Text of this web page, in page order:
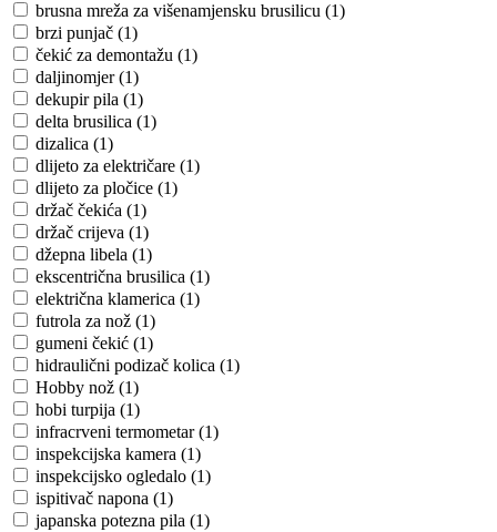
brusna mreža za višenamjensku brusilicu (1)
brzi punjač (1)
čekić za demontažu (1)
daljinomjer (1)
dekupir pila (1)
delta brusilica (1)
dizalica (1)
dlijeto za električare (1)
dlijeto za pločice (1)
držač čekića (1)
držač crijeva (1)
džepna libela (1)
ekscentrična brusilica (1)
električna klamerica (1)
futrola za nož (1)
gumeni čekić (1)
hidraulični podizač kolica (1)
Hobby nož (1)
hobi turpija (1)
infracrveni termometar (1)
inspekcijska kamera (1)
inspekcijsko ogledalo (1)
ispitivač napona (1)
japanska potezna pila (1)